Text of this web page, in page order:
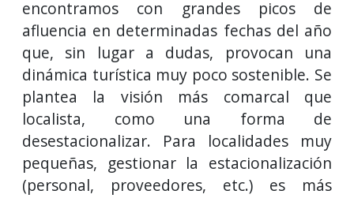
encontramos con grandes picos de
afluencia en determinadas fechas del año
que, sin lugar a dudas, provocan una
dinámica turística muy poco sostenible. Se
plantea la visión más comarcal que
localista, como una forma de
desestacionalizar. Para localidades muy
pequeñas, gestionar la estacionalización
(personal, proveedores, etc.) es más